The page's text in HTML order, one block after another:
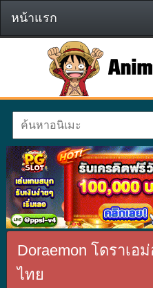
หน้าแรก
Doraemon โดราเ
ไทย